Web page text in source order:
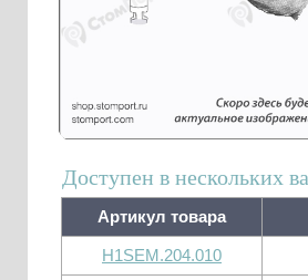
Доступен в нескольких
Артикул товара
H1SEM.204.010